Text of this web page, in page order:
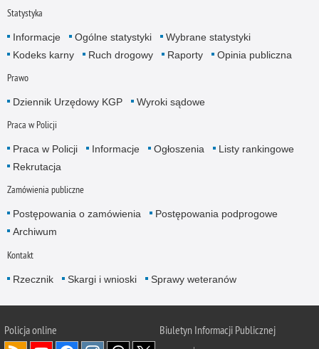
Statystyka
Informacje Ogólne statystyki
Wybrane statystyki
Kodeks karny
Ruch drogowy Raporty Opinia publiczna
Prawo
Dziennik Urzędowy KGP Wyroki sądowe
Praca w Policji
Praca w Policji Informacje Ogłoszenia
Listy rankingowe
Rekrutacja
Zamówienia publiczne
Postępowania o zamówienia
Postępowania podprogowe
Archiwum
Kontakt
Rzecznik Skargi i wnioski Sprawy weteranów
Policjaonline
Biuletyn Informacji Publicznej